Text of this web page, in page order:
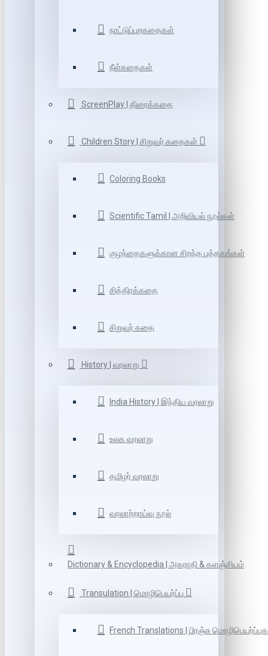
நாட்டுப்புறகதைகள்
நீள்கதைகள்
ScreenPlay | திரைக்கதை
Children Story | சிறுவர் கதைகள்
Coloring Books
Scientific Tamil | அறிவியல் நூல்கள்
குழந்தைகளுக்கான சிறந்த புத்தகங்கள்
சித்திரக்கதை
சிறுவர் கதை
History | வரலாறு
India History | இந்திய வரலாறு
உலக வரலாறு
தமிழர் வரலாறு
வரலாற்றாய்வு நூல்
Dictionary & Encyclopedia | அகராதி & களஞ்சியம்
Transulation | மொழிபெயர்ப்பு
French Translations | பிரஞ்சு